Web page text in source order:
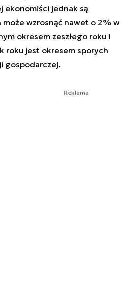
ekonomiści jednak są
może wzrosnąć nawet o 2% w
okresem zeszłego roku i
roku jest okresem sporych
gospodarczej.
Reklama